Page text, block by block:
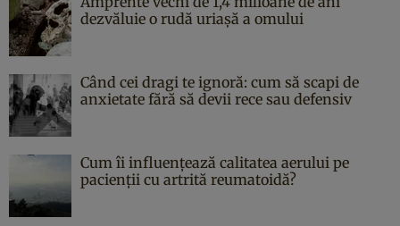
dezvăluie o rudă uriașă a omului
Când cei dragi te ignoră: cum să scapi de
anxietate fără să devii rece sau defensiv
Cum îi influențează calitatea aerului pe
pacienții cu artrită reumatoidă?